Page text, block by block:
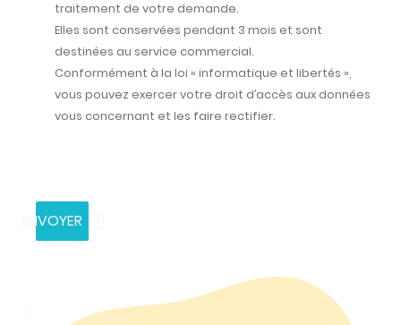
traitement de votre demande.
Elles sont conservées pendant 3 mois et sont
destinées au service commercial.
Conformément à la loi « informatique et libertés »,
vous pouvez exercer votre droit d’accès aux données
vous concernant et les faire rectifier.
ENVOYER